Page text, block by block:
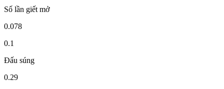
Số lần giết mở
0.078
0.1
Đấu súng
0.29